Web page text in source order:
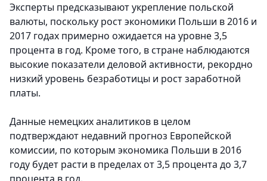
Эксперты предсказывают укрепление польской
валюты, поскольку рост экономики Польши в 2016 и
2017 годах примерно ожидается на уровне 3,5
процента в год. Кроме того, в стране наблюдаются
высокие показатели деловой активности, рекордно
низкий уровень безработицы и рост заработной
платы.
Данные немецких аналитиков в целом
подтверждают недавний прогноз Европейской
комиссии, по которым экономика Польши в 2016
году будет расти в пределах от 3,5 процента до 3,7